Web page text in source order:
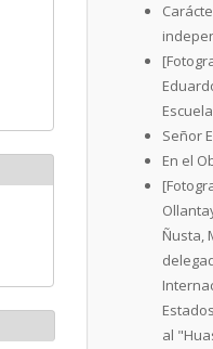
Señor
En el
Ñusta,
al